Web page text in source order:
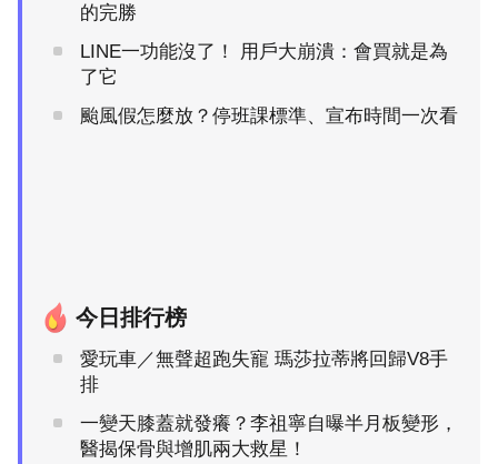
的完勝
LINE一功能沒了！ 用戶大崩潰：會買就是為
了它
颱風假怎麼放？停班課標準、宣布時間一次看
今日排行榜
愛玩車／無聲超跑失寵 瑪莎拉蒂將回歸V8手
排
一變天膝蓋就發癢？李祖寧自曝半月板變形，
醫揭保骨與增肌兩大救星！